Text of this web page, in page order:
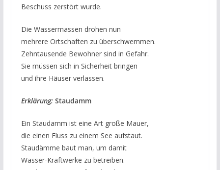
Beschuss zerstört wurde.
Die Wassermassen drohen nun
mehrere Ortschaften zu überschwemmen.
Zehntausende Bewohner sind in Gefahr.
Sie müssen sich in Sicherheit bringen
und ihre Häuser verlassen.
Erklärung: Staudamm
Ein Staudamm ist eine Art große Mauer,
die einen Fluss zu einem See aufstaut.
Staudämme baut man, um damit
Wasser-Kraftwerke zu betreiben.